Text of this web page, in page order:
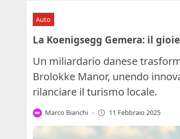
Auto
La Koenigsegg Gemera: il
Un miliardario danese
Brolokke Manor, unendo
rilanciare il turismo locale.
Marco Bianchi - 11 Febbraio 2025